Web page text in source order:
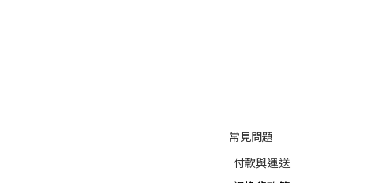
常見問題
付款與運送